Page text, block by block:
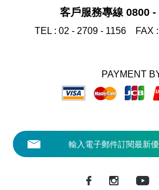
TEL : 02 - 2709 - 1156 FAX :
PAYMENT BY